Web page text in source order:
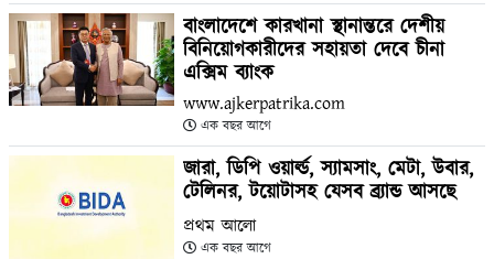
বাংলাদেশে কারখানা স্থানান্তরে দেশীয়
বিনিয়োগকারীদের সহায়তা দেবে চীনা
এক্সিম ব্যাংক
www.ajkerpatrika.com
এক বছর আগে
জারা, ডিপি ওয়ার্ল্ড, স্যামসাং, মেটা, উবার,
টেলিনর, টয়োটাসহ যেসব ব্র্যান্ড আসছে
প্রথম আলো
এক বছর আগে